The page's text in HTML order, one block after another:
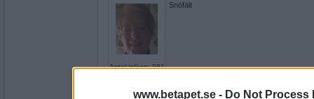
www.betapet.se - Do Not Process
Antal inlägg: 981
Snöfält
travmys